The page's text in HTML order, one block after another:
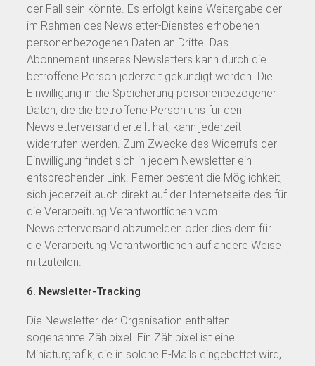
der Fall sein könnte. Es erfolgt keine Weitergabe der
im Rahmen des Newsletter-Dienstes erhobenen
personenbezogenen Daten an Dritte. Das
Abonnement unseres Newsletters kann durch die
betroffene Person jederzeit gekündigt werden. Die
Einwilligung in die Speicherung personenbezogener
Daten, die die betroffene Person uns für den
Newsletterversand erteilt hat, kann jederzeit
widerrufen werden. Zum Zwecke des Widerrufs der
Einwilligung findet sich in jedem Newsletter ein
entsprechender Link. Ferner besteht die Möglichkeit,
sich jederzeit auch direkt auf der Internetseite des für
die Verarbeitung Verantwortlichen vom
Newsletterversand abzumelden oder dies dem für
die Verarbeitung Verantwortlichen auf andere Weise
mitzuteilen.
6. Newsletter-Tracking
Die Newsletter der Organisation enthalten
sogenannte Zählpixel. Ein Zählpixel ist eine
Miniaturgrafik, die in solche E-Mails eingebettet wird,